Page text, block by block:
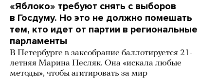
«Яблоко» требуют снять с выборов
в Госдуму. Но это не должно помешать
тем, кто идет от партии в региональные
парламенты
В Петербурге в заксобрание баллотируется 21-
летняя Марина Песляк. Она «искала любые
методы», чтобы агитировать за мир